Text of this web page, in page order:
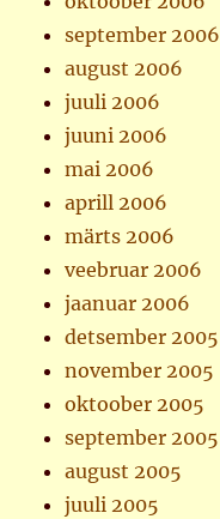
september 2006
august 2006
juuli 2006
juuni 2006
mai 2006
aprill 2006
märts 2006
veebruar 2006
jaanuar 2006
detsember 2005
november 2005
oktoober 2005
september 2005
august 2005
juuli 2005